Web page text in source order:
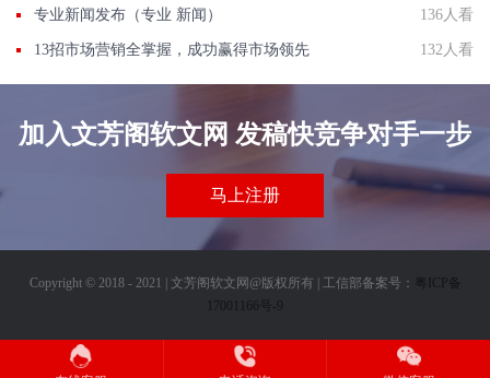
专业新闻发布（专业 新闻） 136人看
13招市场营销全掌握，成功赢得市场领先 132人看
加入文芳阁软文网 发稿快竞争对手一步
马上注册
Copyright © 2018 - 2021 | 文芳阁软文网@版权所有 | 工信部备案号： 粤ICP备
17001166号-9